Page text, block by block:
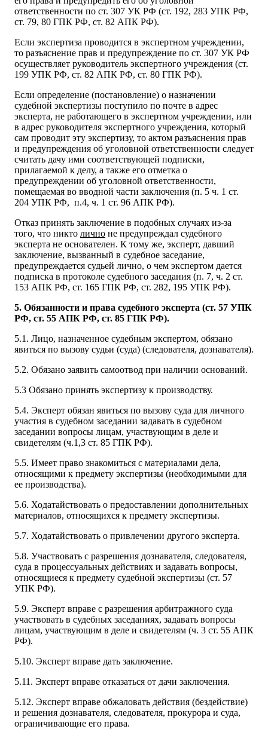
ответственности по ст. 307 УК РФ (ст. 192, 283 УПК РФ,
ст. 79, 80 ГПК РФ, ст. 82 АПК РФ).
Если экспертиза проводится в экспертном учреждении,
то разъяснение прав и предупреждение по ст. 307 УК РФ
осуществляет руководитель экспертного учреждения (ст.
199 УПК РФ, ст. 82 АПК РФ, ст. 80 ГПК РФ).
Если определение (постановление) о назначении
судебной экспертизы поступило по почте в адрес
эксперта, не работающего в экспертном учреждении, или
в адрес руководителя экспертного учреждения, который
сам проводит эту экспертизу, то актом разъяснения прав
и предупреждения об уголовной ответственности следует
считать дачу ими соответствующей подписки,
прилагаемой к делу, а также его отметка о
предупреждении об уголовной ответственности,
помещаемая во вводной части заключения (п. 5 ч. 1 ст.
204 УПК РФ, п.4, ч. 1 ст. 96 АПК РФ).
Отказ принять заключение в подобных случаях из-за
того, что никто лично не предупреждал судебного
эксперта не основателен. К тому же, эксперт, давший
заключение, вызванный в судебное заседание,
предупреждается судьей лично, о чем экспертом дается
подписка в протоколе судебного заседания (п. 7, ч. 2 ст.
153 АПК РФ, ст. 165 ГПК РФ, ст. 282, 195 УПК РФ).
5. Обязанности и права судебного эксперта (ст. 57 УПК
РФ, ст. 55 АПК РФ, ст. 85 ГПК РФ).
5.1. Лицо, назначенное судебным экспертом, обязано
явиться по вызову судьи (суда) (следователя, дознавателя).
5.2. Обязано заявить самоотвод при наличии оснований.
5.3 Обязано принять экспертизу к производству.
5.4. Эксперт обязан явиться по вызову суда для личного
участия в судебном заседании задавать в судебном
заседании вопросы лицам, участвующим в деле и
свидетелям (ч.1,3 ст. 85 ГПК РФ).
5.5. Имеет право знакомиться с материалами дела,
относящими к предмету экспертизы (необходимыми для
ее производства).
5.6. Ходатайствовать о предоставлении дополнительных
материалов, относящихся к предмету экспертизы.
5.7. Ходатайствовать о привлечении другого эксперта.
5.8. Участвовать с разрешения дознавателя, следователя,
суда в процессуальных действиях и задавать вопросы,
относящиеся к предмету судебной экспертизы (ст. 57
УПК РФ).
5.9. Эксперт вправе с разрешения арбитражного суда
участвовать в судебных заседаниях, задавать вопросы
лицам, участвующим в деле и свидетелям (ч. 3 ст. 55 АПК
РФ).
5.10. Эксперт вправе дать заключение.
5.11. Эксперт вправе отказаться от дачи заключения.
5.12. Эксперт вправе обжаловать действия (бездействие)
и решения дознавателя, следователя, прокурора и суда,
ограничивающие его права.